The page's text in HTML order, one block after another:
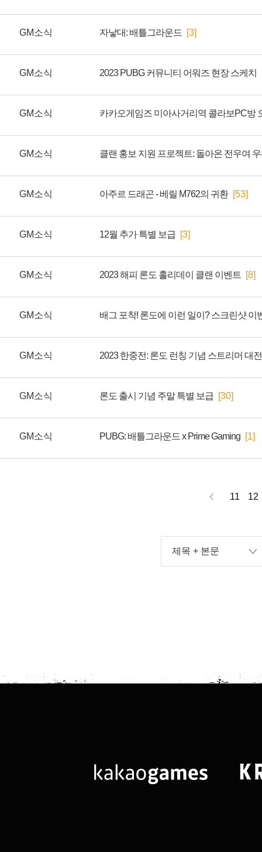
GM소식 자낳대: 배틀그라운드 [3]
GM소식 2023 PUBG 커뮤니티 어워즈 현장 스케치
GM소식 카카오게임즈 미아사거리역 콜라보PC방
GM소식
GM소식 아주르 드래곤 - 베릴 M762의 귀환 [53]
GM소식 12월 추가 특별 보급 [3]
GM소식 2023 해피 론도 홀리데이 클랜 이벤트 [8]
GM소식 배그 포착! 론도에 이런 일이? 스크린샷 이
GM소식 2023 한중전: 론도 런칭 기념 스트리머 대전
GM소식 론도 출시 기념 주말 특별 보급 [30]
GM소식 PUBG: 배틀그라운드 x Prime Gaming [1]
11 12
제목 + 본문